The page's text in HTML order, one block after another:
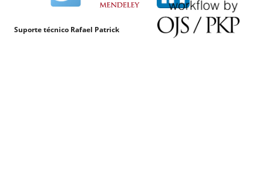
Suporte técnico Rafael Patrick